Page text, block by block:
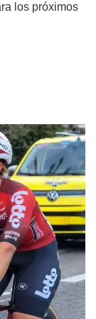
los próximos